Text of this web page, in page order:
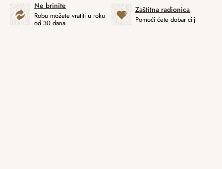
Ne brinite
Robu možete vratiti u roku
od 30 dana
Zaštitna radionica
Pomoći ćete dobar cilj